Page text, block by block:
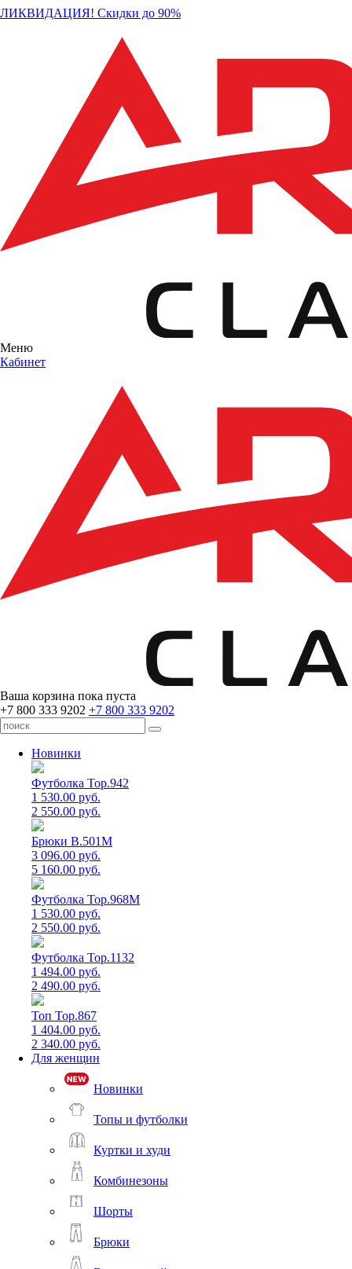
ЛИКВИДАЦИЯ! Скидки до 90%
Меню
Кабинет
Ваша корзина пока пуста
+7 800 333 9202 +7 800 333 9202
Новинки
Футболка Top.942
1 530.00 руб.
2 550.00 руб.
Брюки B.501M
3 096.00 руб.
5 160.00 руб.
Футболка Top.968M
1 530.00 руб.
2 550.00 руб.
Футболка Top.1132
1 494.00 руб.
2 490.00 руб.
Топ Top.867
1 404.00 руб.
2 340.00 руб.
Для женщин
Новинки
Топы и футболки
Куртки и худи
Комбинезоны
Шорты
Брюки